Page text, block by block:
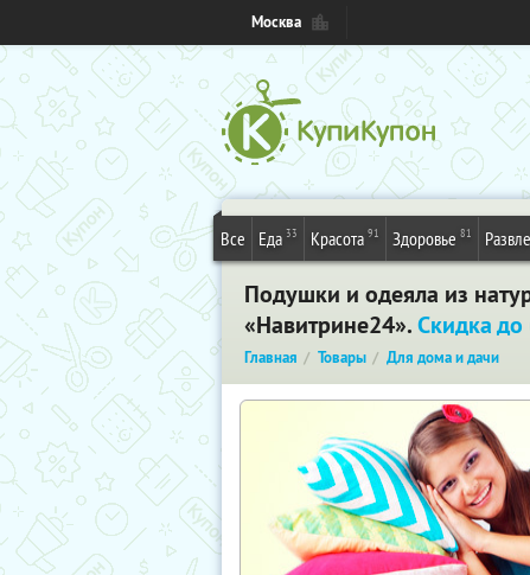
Москва
Все Еда 33 Красота 91 Здоровье 81
Подушки и одеяла из
«Навитрине24».Скидка
Главная Товары Для дома и дачи